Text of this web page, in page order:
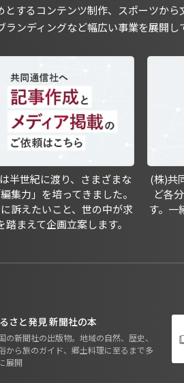
するコンテンツ制作、スポーツか
ランディングなど幅広い事業を展開し
半世紀に渡り、さまざまな
集力」を培ってきました。
訴えたいこと、世の中が求
まえて企画立案します。
(株)共
ど各
す。一
さと発見 新聞社の本
の新聞社の出版物。地域の自然、歴史、
から旅のガイド、郷土料理に至るまで多
展開